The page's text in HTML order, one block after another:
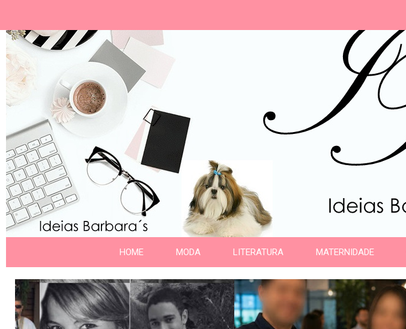
HOME MODA LITERATURA MATERNIDADE